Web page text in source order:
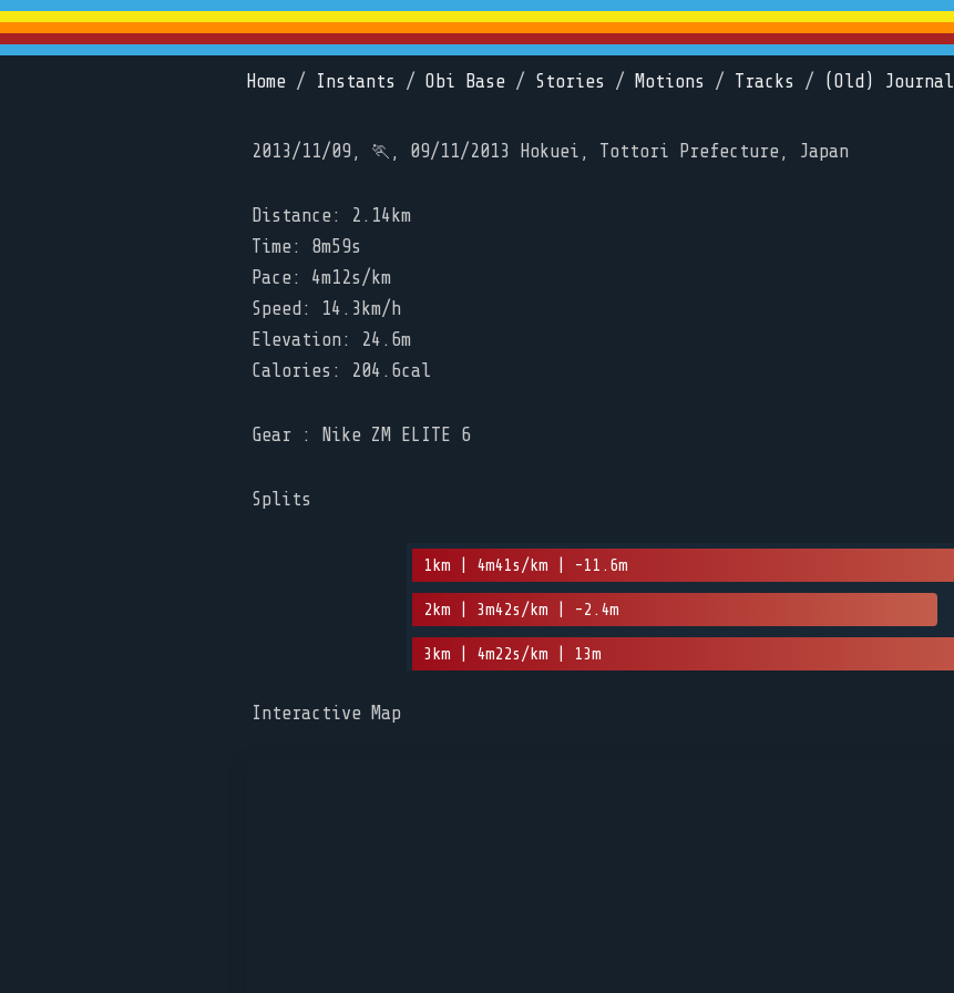
Home / Instants / Obi Base / Stories / Motions / Tracks / (Old) Journal
2013/11/09, 🏃, 09/11/2013 Hokuei, Tottori Prefecture, Japan
Distance: 2.14km
Time: 8m59s
Pace: 4m12s/km
Speed: 14.3km/h
Elevation: 24.6m
Calories: 204.6cal
Gear : Nike ZM ELITE 6
Splits
1km | 4m41s/km | -11.6m
2km | 3m42s/km | -2.4m
3km | 4m22s/km | 13m
Interactive Map